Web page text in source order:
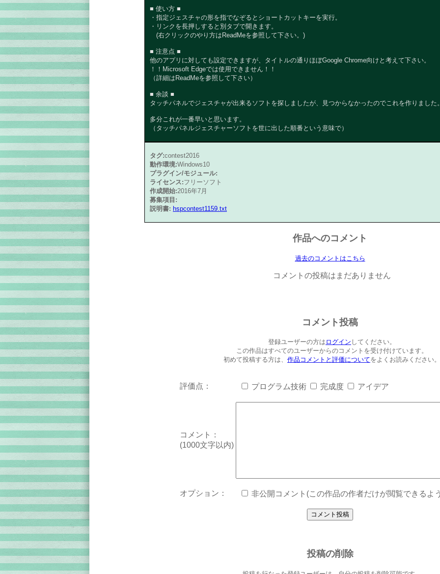
■ 使い方 ■
・指定ジェスチャの形を指でなぞるとショートカットキーを実行。
・リンクを長押しすると別タブで開きます。
(右クリックのやり方はReadMeを参照して下さい。)
■ 注意点 ■
他のアプリに対しても設定できますが、タイトルの通りほぼGoogle Chrome向けと考えて下さい。
！！Microsoft Edgeでは使用できません！！
（詳細はReadMeを参照して下さい）
■ 余談 ■
タッチパネルでジェスチャが出来るソフトを探しましたが、見つからなかったのでこれを作りました
多分これが一番早いと思います。
（タッチパネルジェスチャーソフトを世に出した順番という意味で）
タグ:contest2016
動作環境:Windows10
プラグイン/モジュール:
ライセンス:フリーソフト
作成開始:2016年7月
募集項目:
説明書: hspcontest1159.txt
作品へのコメント
過去のコメントはこちら
コメントの投稿はまだありません
コメント投稿
登録ユーザーの方は ログイン してください。
この作品はすべてのユーザーからのコメントを受け付けています。
初めて投稿する方は、 作品コメントと評価についてをよくお読みください。
評価点： プログラム技術 完成度 アイデア
コメント：
(1000文字以内)
オプション： 非公開コメント(この作品の作者だけが閲覧できるよ
投稿の削除